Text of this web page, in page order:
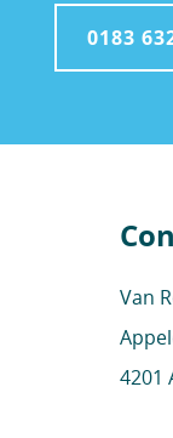
0183
Van
4201